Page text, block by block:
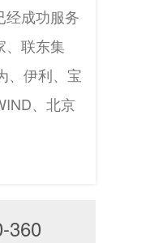
经成功服务
、联东集
、伊利、宝
、北京
360